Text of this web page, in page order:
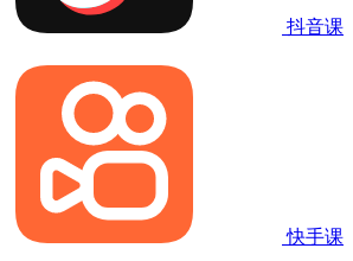
抖音课
快手课